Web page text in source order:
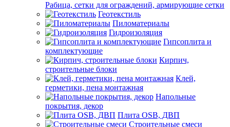
Рабица, сетки для ограждений, армирующие сетки
Геотекстиль
Пиломатериалы
Гидроизоляция
Гипсоплита и
комплектующие
Кирпич,
строительные блоки
Клей,
герметики, пена монтажная
Напольные
покрытия, декор
Плита OSB, ДВП
Строительные смеси